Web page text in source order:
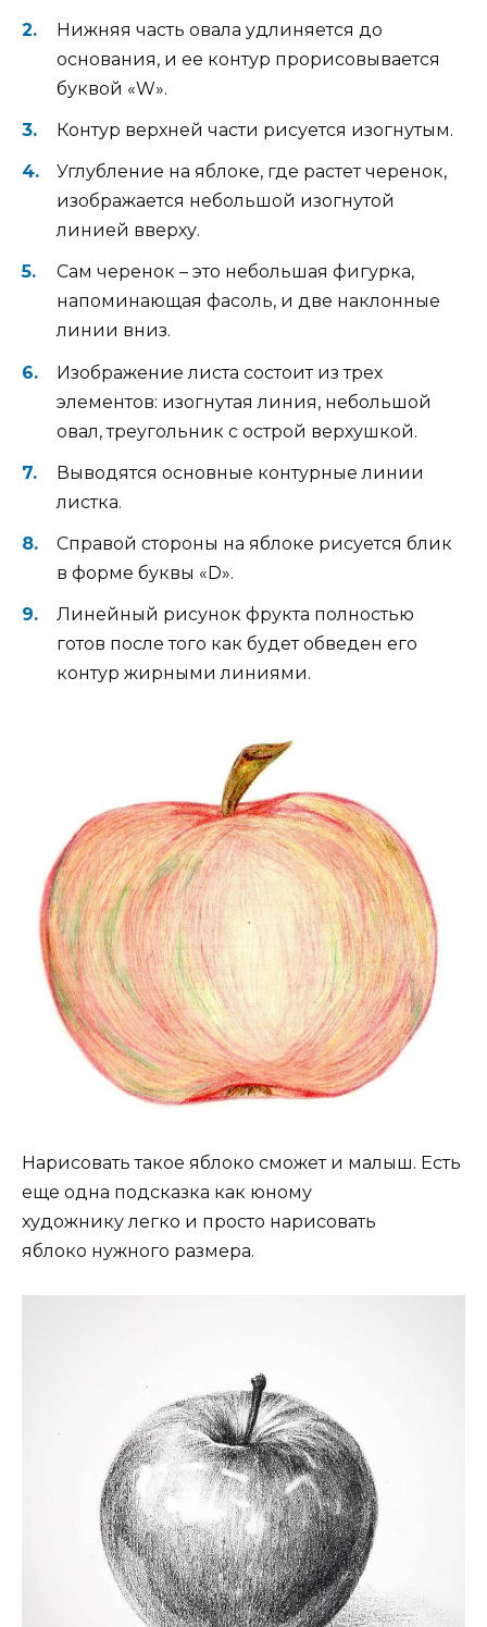
Нижняя часть овала удлиняется до
основания, и ее контур прорисовывается
буквой «W».
Контур верхней части рисуется изогнутым.
Углубление на яблоке, где растет черенок,
изображается небольшой изогнутой
линией вверху.
Сам черенок – это небольшая фигурка,
напоминающая фасоль, и две наклонные
линии вниз.
Изображение листа состоит из трех
элементов: изогнутая линия, небольшой
овал, треугольник с острой верхушкой.
Выводятся основные контурные линии
листка.
Справой стороны на яблоке рисуется блик
в форме буквы «D».
Линейный рисунок фрукта полностью
готов после того как будет обведен его
контур жирными линиями.
Нарисовать такое яблоко сможет и малыш. Есть
еще одна подсказка как юному
художнику легко и просто нарисовать
яблоко нужного размера.